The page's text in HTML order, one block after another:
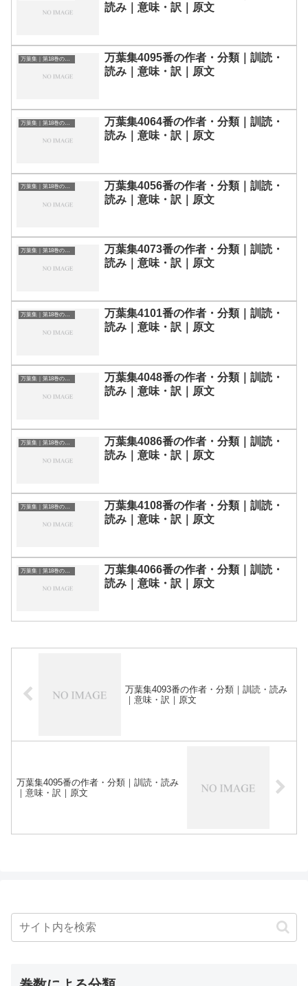
読み｜意味・訳｜原文
万葉集｜第18巻の和歌一覧
万葉集4095番の作者・分類｜訓読・
読み｜意味・訳｜原文
万葉集｜第18巻の和歌一覧
万葉集4064番の作者・分類｜訓読・
読み｜意味・訳｜原文
万葉集｜第18巻の和歌一覧
万葉集4056番の作者・分類｜訓読・
読み｜意味・訳｜原文
万葉集｜第18巻の和歌一覧
万葉集4073番の作者・分類｜訓読・
読み｜意味・訳｜原文
万葉集｜第18巻の和歌一覧
万葉集4101番の作者・分類｜訓読・
読み｜意味・訳｜原文
万葉集｜第18巻の和歌一覧
万葉集4048番の作者・分類｜訓読・
読み｜意味・訳｜原文
万葉集｜第18巻の和歌一覧
万葉集4086番の作者・分類｜訓読・
読み｜意味・訳｜原文
万葉集｜第18巻の和歌一覧
万葉集4108番の作者・分類｜訓読・
読み｜意味・訳｜原文
万葉集｜第18巻の和歌一覧
万葉集4066番の作者・分類｜訓読・
読み｜意味・訳｜原文
万葉集4093番の作者・分類｜訓読・読み
｜意味・訳｜原文
万葉集4095番の作者・分類｜訓読・読み
｜意味・訳｜原文